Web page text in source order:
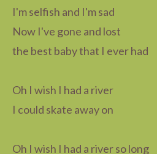
I'm selfish and I'm sad
Now I've gone and lost
the best baby that I ever had
Oh I wish I had a river
I could skate away on
Oh I wish I had a river so long